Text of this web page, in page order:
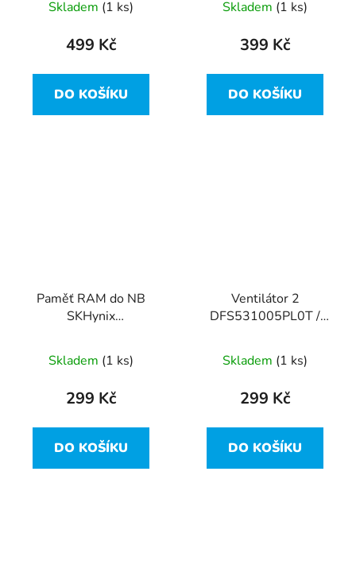
Skladem (1 ks)
499 Kč
DO KOŠÍKU
Skladem (1 ks)
399 Kč
DO KOŠÍKU
Paměť RAM do NB
SKHynix
4GB 1600Mhz DDR3
PC3L
Skladem (1 ks)
299 Kč
DO KOŠÍKU
Ventilátor 2
DFS531005PL0T /
14-5480
Skladem (1 ks)
299 Kč
DO KOŠÍKU